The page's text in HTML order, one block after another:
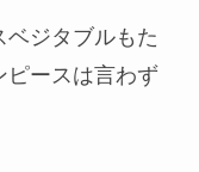
ジタブルもた
ピースは言わず